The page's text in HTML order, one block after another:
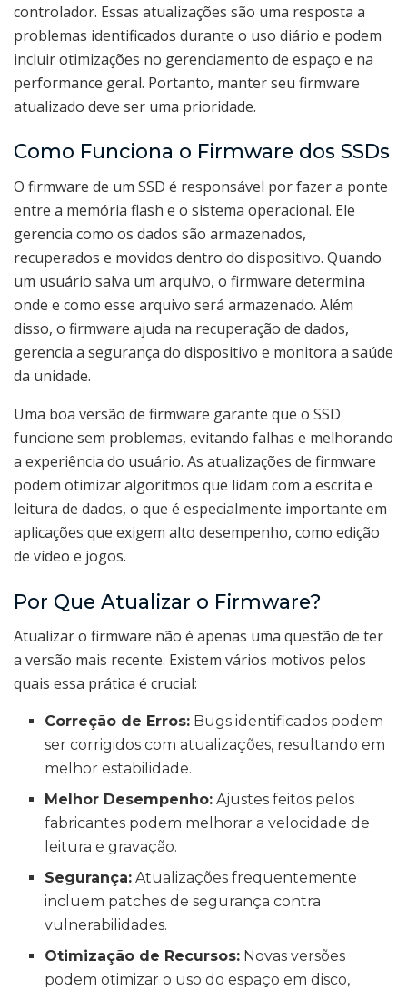
controlador. Essas atualizações são uma resposta a
problemas identificados durante o uso diário e podem
incluir otimizações no gerenciamento de espaço e na
performance geral. Portanto, manter seu firmware
atualizado deve ser uma prioridade.
Como Funciona o Firmware dos SSDs
O firmware de um SSD é responsável por fazer a ponte
entre a memória flash e o sistema operacional. Ele
gerencia como os dados são armazenados,
recuperados e movidos dentro do dispositivo. Quando
um usuário salva um arquivo, o firmware determina
onde e como esse arquivo será armazenado. Além
disso, o firmware ajuda na recuperação de dados,
gerencia a segurança do dispositivo e monitora a saúde
da unidade.
Uma boa versão de firmware garante que o SSD
funcione sem problemas, evitando falhas e melhorando
a experiência do usuário. As atualizações de firmware
podem otimizar algoritmos que lidam com a escrita e
leitura de dados, o que é especialmente importante em
aplicações que exigem alto desempenho, como edição
de vídeo e jogos.
Por Que Atualizar o Firmware?
Atualizar o firmware não é apenas uma questão de ter
a versão mais recente. Existem vários motivos pelos
quais essa prática é crucial:
Correção de Erros: Bugs identificados podem
ser corrigidos com atualizações, resultando em
melhor estabilidade.
Melhor Desempenho: Ajustes feitos pelos
fabricantes podem melhorar a velocidade de
leitura e gravação.
Segurança: Atualizações frequentemente
incluem patches de segurança contra
vulnerabilidades.
Otimização de Recursos: Novas versões
podem otimizar o uso do espaço em disco,